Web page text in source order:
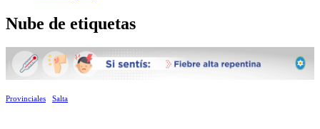
Nube de etiquetas
Provinciales Salta